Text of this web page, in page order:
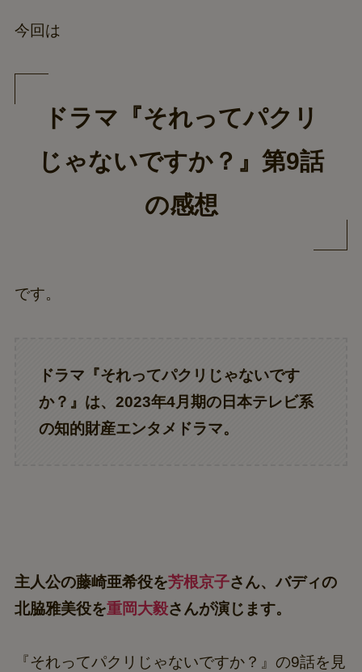
今回は
ドラマ『それってパクリ
じゃないですか？』第9話
の感想
です。
ドラマ『それってパクリじゃないです
か？』は、2023年4月期の日本テレビ系
の知的財産エンタメドラマ。
主人公の藤崎亜希役を芳根京子さん、バディの
北脇雅美役を重岡大毅さんが演じます。
『それってパクリじゃないですか？』の9話を見